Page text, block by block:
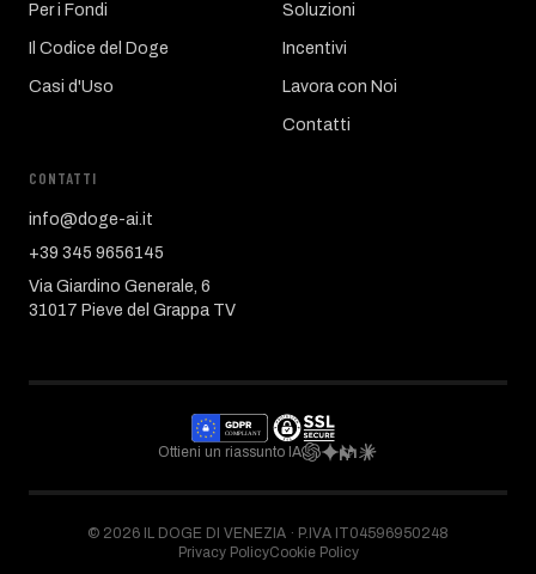
Per i Fondi
Il Codice del Doge
Casi d'Uso
Soluzioni
Incentivi
Lavora con Noi
Contatti
CONTATTI
info@doge-ai.it
+39 345 9656145
Via Giardino Generale, 6
31017 Pieve del Grappa TV
Ottieni un riassunto IA
© 2026 IL DOGE DI VENEZIA · P.IVA IT04596950248
Privacy PolicyCookie Policy